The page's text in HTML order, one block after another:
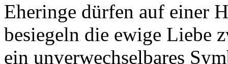
Eheringe dürfen auf einer
besiegeln die ewige Liebe
ein unverwechselbares